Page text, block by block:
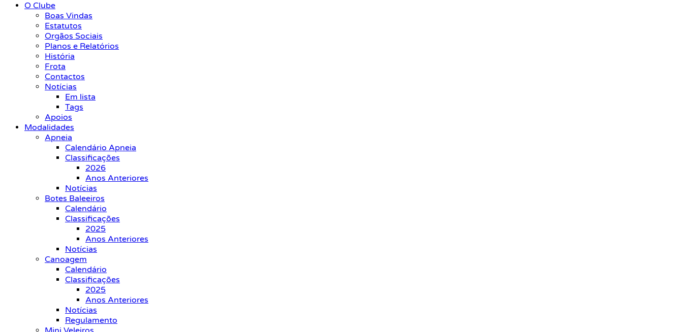
O Clube
Boas Vindas
Estatutos
Orgãos Sociais
Planos e Relatórios
História
Frota
Contactos
Notícias
Em lista
Tags
Apoios
Modalidades
Apneia
Calendário Apneia
Classificações
2026
Anos Anteriores
Notícias
Botes Baleeiros
Calendário
Classificações
2025
Anos Anteriores
Notícias
Canoagem
Calendário
Classificações
2025
Anos Anteriores
Notícias
Regulamento